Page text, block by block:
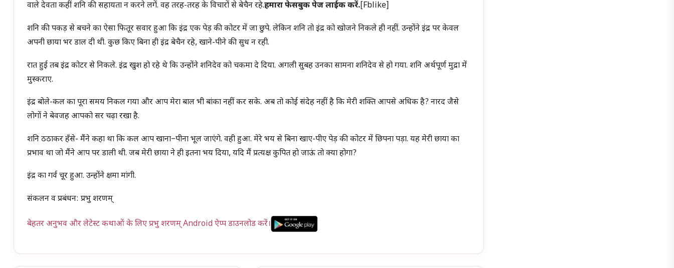
वाले देवता कहीं शनि की सहायता न करने लगें. वह तरह-तरह के विचारों से बेचैन रहे.हमारा फेसबुक पेज लाईक करें.[fblike]
शनि की पकड़ से बचने का ऐसा फितूर सवार हुआ कि इंद्र एक पेड़ की कोटर में जा छुपे. लेकिन शनि तो इंद्र को खोजने निकले ही नहीं. उन्होंने इंद्र पर केवल
अपनी छाया भर डाल दी थी. कुछ किए बिना ही इंद्र बेचैन रहे, खाने-पीने की सुध न रही.
रात हुई तब इंद्र कोटर से निकले. इंद्र खुश हो रहे थे कि उन्होंने शनिदेव को चकमा दे दिया. अगली सुबह उनका सामना शनिदेव से हो गया. शनि अर्थपूर्ण मुद्रा में
मुस्कराए.
इंद्र बोले-कल का पूरा समय निकल गया और आप मेरा बाल भी बांका नहीं कर सके. अब तो कोई संदेह नहीं है कि मेरी शक्ति आपसे अधिक है? नारद जैसे
लोगों ने बेवजह आपको सर चढ़ा रखा है.
शनि ठठाकर हँसे- मैंने कहा था कि कल आप खाना−पीना भूल जाएंगे. वही हुआ. मेरे भय से बिना खाए-पीए पेड़ की कोटर में छिपना पड़ा. यह मेरी छाया का
प्रभाव था जो मैंने आप पर डाली थी. जब मेरी छाया ने ही इतना भय दिया, यदि मैं प्रत्यक्ष कुपित हो जाऊं तो क्या होगा?
इंद्र का गर्व चूर हुआ. उन्होंने क्षमा मांगी.
संकलन व प्रबंधन: प्रभु शरणम्
बेहतर अनुभव और लेटेस्ट कथाओं के लिए प्रभु शरणम् Android ऐप्प डाउनलोड करें।